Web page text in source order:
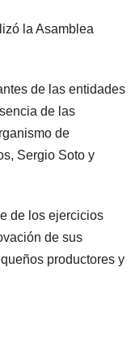
la Asamblea
de las entidades
de las
de
Sergio Soto y
de los ejercicios
de sus
productores y